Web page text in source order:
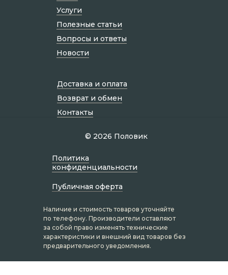
Услуги
Полезные статьи
Вопросы и ответы
Новости
Доставка и оплата
Возврат и обмен
Контакты
© 2026 Половик
Наличие и стоимость товаров уточняйте
по телефону. Производители оставляют
за собой право изменять технические
характеристики и внешний вид товаров без
предварительного уведомления.
Политик а
конфиденциальности
Публичная оферта